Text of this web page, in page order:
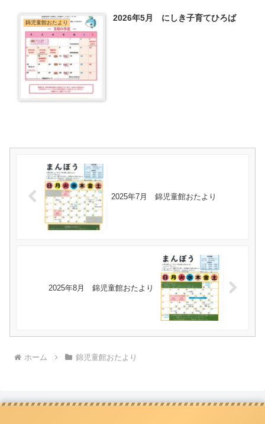
錦児童館おたより 2026年5月 にしき子育てひろば
2025年7月 錦児童館おたより
2025年8月 錦児童館おたより
ホーム 錦児童館おたより